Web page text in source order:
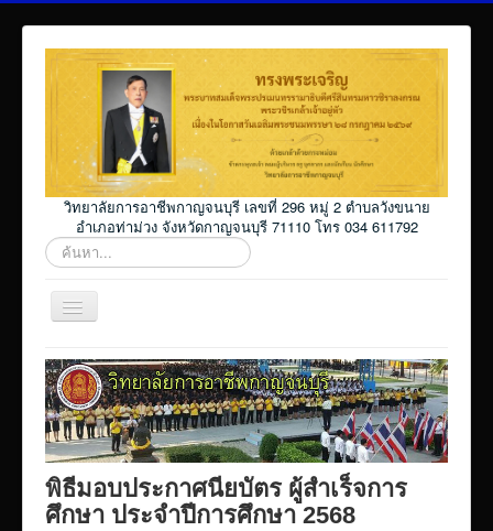
วิทยาลัยการอาชีพกาญจนบุรี เลขที่ 296 หมู่ 2 ตำบลวังขนาย
อำเภอท่าม่วง จังหวัดกาญจนบุรี 71110 โทร 034 611792
ค้นหา...
สลับ
เก
ชั่น
Home
โปรแกรม ศธ02 ออนไลน์
Elearning_kicec
Facebookงานประชาสัมพันธ์
VTR แนะนำวิทยาลัย
พิธีมอบประกาศนียบัตร ผู้สำเร็จการ
ศึกษา ประจำปีการศึกษา 2568